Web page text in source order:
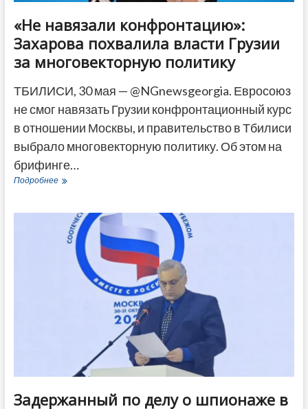
«Не навязали конфронтацию»:
Захарова похвалила власти Грузии
за многовекторную политику
ТБИЛИСИ, 30 мая — @NGnewsgeorgia. Евросоюз
не смог навязать Грузии конфронтационный курс
в отношении Москвы, и правительство в Тбилиси
выбрало многовекторную политику. Об этом на
брифинге…
Подробнее«Не
Захарова
похвалила
власти
Грузии
многовекторную
Задержанный по делу о шпионаже в